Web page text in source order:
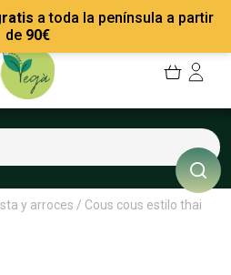
a toda la península a partir
de 90€
Pedidos
favoritos
sesión
Empresas
y arroces / Cous cous estilo thai